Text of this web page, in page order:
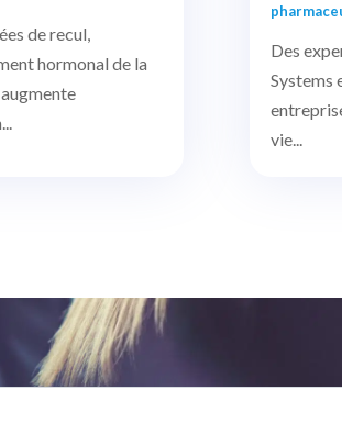
de recul,
hormonal de la
Des
Systems
vie...